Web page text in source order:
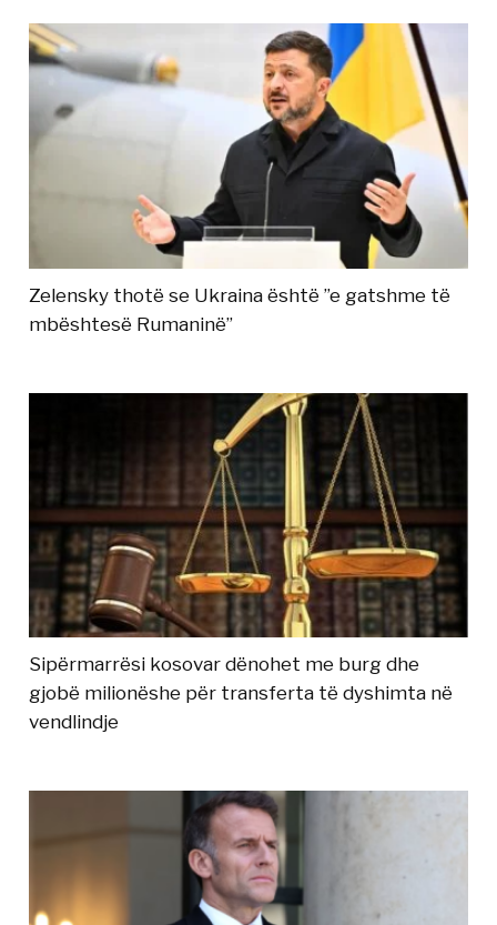
Zelensky thotë se Ukraina është ”e gatshme të
mbështesë Rumaninë”
Sipërmarrësi kosovar dënohet me burg dhe
gjobë milionëshe për transferta të dyshimta në
vendlindje